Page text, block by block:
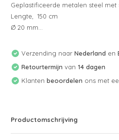
Geplastificeerde metalen steel met
Lengte, 150 cm
Ø 20 mm...
Verzending naarNederland en
Retourtermijn van 14 dagen
Klantenbeoordelen ons met
Productomschrijving